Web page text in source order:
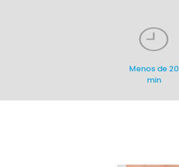
Menos de 20
min